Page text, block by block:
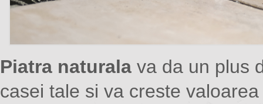
Piatra naturala va da un plus
casei tale si va creste